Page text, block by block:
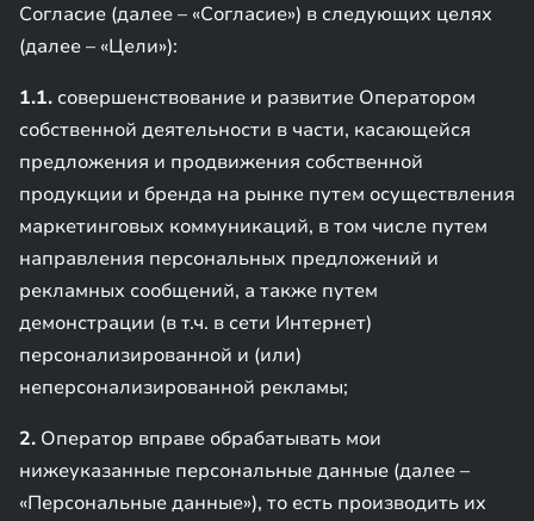
Согласие (далее – «Согласие») в следующих целях
(далее – «Цели»):
1.1. совершенствование и развитие Оператором
собственной деятельности в части, касающейся
предложения и продвижения собственной
продукции и бренда на рынке путем осуществления
маркетинговых коммуникаций, в том числе путем
направления персональных предложений и
рекламных сообщений, а также путем
демонстрации (в т.ч. в сети Интернет)
персонализированной и (или)
неперсонализированной рекламы;
2. Оператор вправе обрабатывать мои
нижеуказанные персональные данные (далее –
«Персональные данные»), то есть производить их